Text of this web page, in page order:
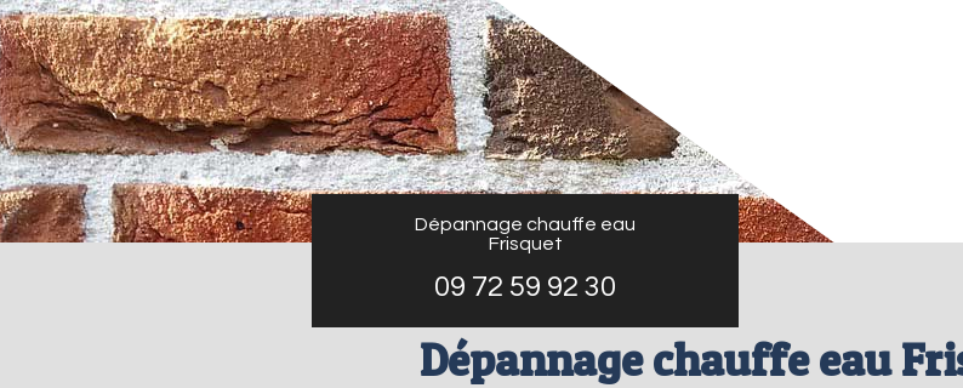
Dépannage chauffe eau
Frisquet
09 72 59 92 30
Dépannage chauffe eau